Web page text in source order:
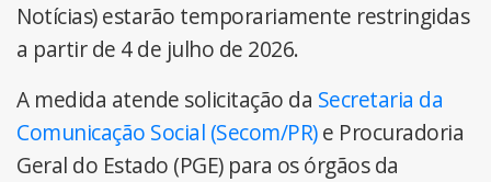
Notícias) estarão temporariamente restringidas
a partir de 4 de julho de 2026.
A medida atende solicitação da Secretaria da
Comunicação Social (Secom/PR)e Procuradoria
Geral do Estado (PGE) para os órgãos da